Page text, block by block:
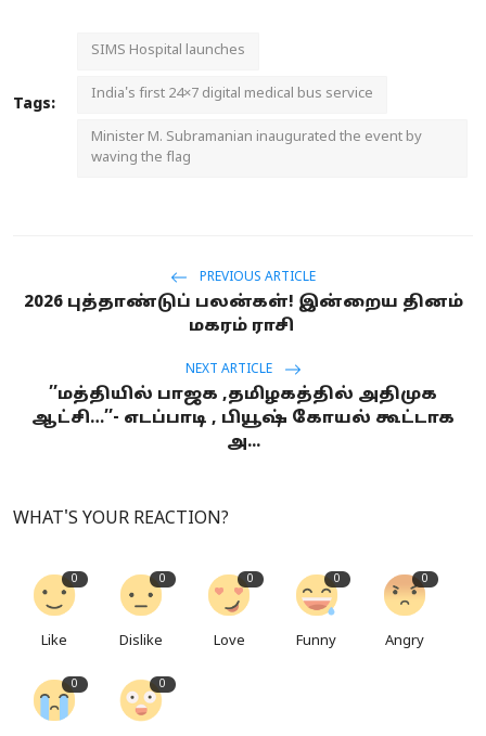
Tags:
SIMS Hospital launches
India's first 24×7 digital medical bus service
Minister M. Subramanian inaugurated the event by
waving the flag
PREVIOUS ARTICLE
2026 புத்தாண்டுப் பலன்கள்! இன்றைய தினம்
மகரம் ராசி
NEXT ARTICLE
’’மத்தியில் பாஜக ,தமிழகத்தில் அதிமுக
ஆட்சி…’’- எடப்பாடி , பியூஷ் கோயல் கூட்டாக
அ...
WHAT'S YOUR REACTION?
0
Like
0
Dislike
0
Love
0
Funny
0
Angry
0 0